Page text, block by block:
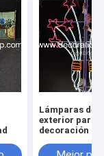
Lámparas de
exterior para
decoración de